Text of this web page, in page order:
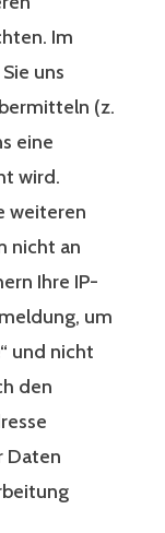
Im
uns
(z.
eine
wird.
weiteren
nicht an
Ihre IP-
um
und nicht
den
Daten